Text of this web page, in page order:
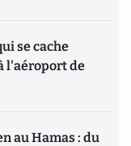
se cache
l'aéroport de
au Hamas : du